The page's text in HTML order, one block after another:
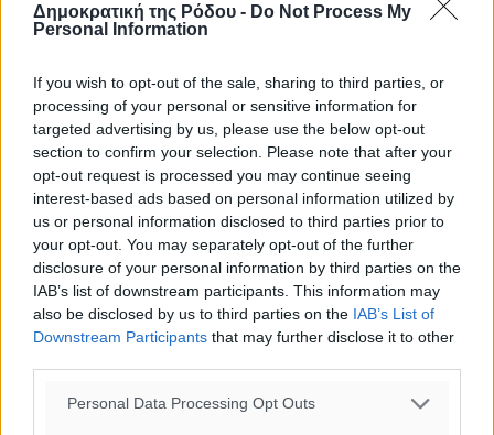
Δημοκρατική της Ρόδου - Do Not Process My
Personal Information
If you wish to opt-out of the sale, sharing to third parties, or
processing of your personal or sensitive information for
targeted advertising by us, please use the below opt-out
section to confirm your selection. Please note that after your
opt-out request is processed you may continue seeing
interest-based ads based on personal information utilized by
us or personal information disclosed to third parties prior to
your opt-out. You may separately opt-out of the further
disclosure of your personal information by third parties on the
IAB’s list of downstream participants. This information may
also be disclosed by us to third parties on the IAB’s List of
Downstream Participants that may further disclose it to other
Personal Data Processing Opt Outs
Κυκλοφοριακές ρυθμίσεις λόγω
Ανακοινώνεται ότι λόγω διεξαγωγής διεθνών αγώνων
ποδηλασίας που θα πραγματοποιηθούν στη Ρόδο την
Κυριακή 05-03-2017, δεν θα επιτρέπεται η κυκλοφορία
των οχημάτων ως εξής: α) ...
03.03.17, 14:06